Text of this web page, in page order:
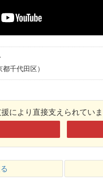
千代田区）
により直接支えられてい